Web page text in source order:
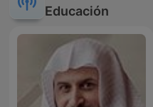
Educación